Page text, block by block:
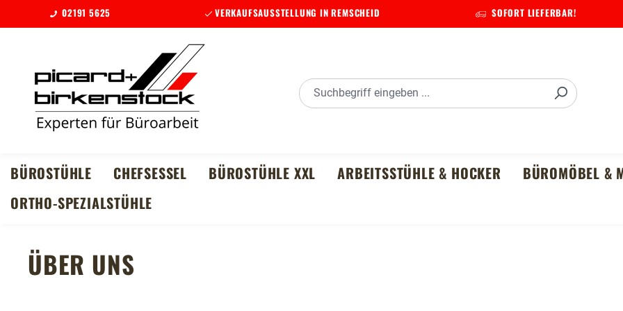
Hauptinhalt springen
Zur Suche springen
Zur Hauptnavigation springen
02191 5625 VERKAUFSAUSSTELLUNG IN REMSCHEID SOFORT LIEFERBAR!
BÜROSTÜHLE CHEFSESSEL BÜROSTÜHLE XXL ARBEITSSTÜHLE & HOCKER BÜROMÖBEL &
ORTHO-SPEZIALSTÜHLE
ÜBER UNS